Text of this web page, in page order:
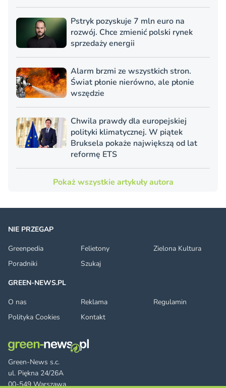
Pstryk pozyskuje 7 mln euro na
rozwój. Chce zmienić polski rynek
sprzedaży energii
Alarm brzmi ze wszystkich stron.
Świat płonie nierówno, ale płonie
wszędzie
Chwila prawdy dla europejskiej
polityki klimatycznej. W piątek
Bruksela pokaże największą od lat
reformę ETS
Pokaż wszystkie artykuły autora
Green-News s.c.
ul. Piękna 24/26A
00-549 Warszawa
NIE PRZEGAP
Greenpedia
Felietony
Zielona Kultura
Poradniki
Szukaj
GREEN-NEWS.PL
O nas
Reklama
Regulamin
Polityka Cookies
Kontakt